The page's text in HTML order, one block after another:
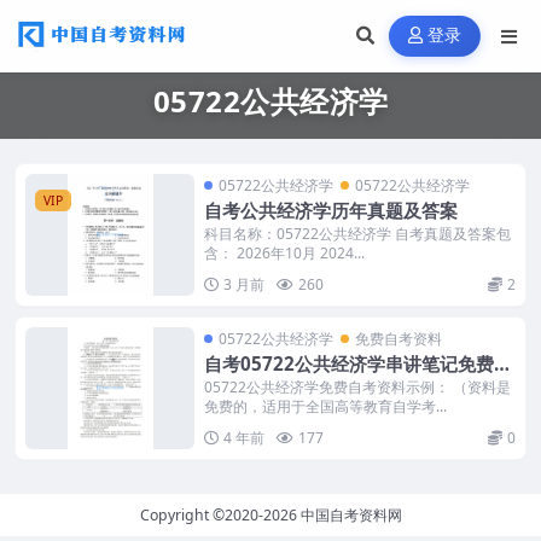
登录
05722公共经济学
VIP
05722公共经济学 05722公共经济学
自考公共经济学历年真题及答案
科目名称：05722公共经济学 自考真题及答案包
含： 2026年10月 2024...
3 月前
260 2
05722公共经济学 免费自考资料
自考05722公共经济学串讲笔记免费下
载
05722公共经济学免费自考资料示例： （资料是
免费的，适用于全国高等教育自学考...
4 年前
177 0
Copyright ©2020-2026中国自考资料网